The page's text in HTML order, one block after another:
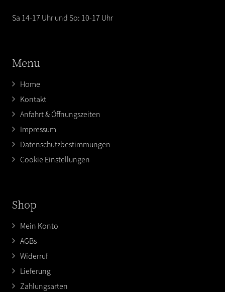
Sa 14-17 Uhr und So: 10-17 Uhr
Menu
Home
Kontakt
Anfahrt & Öffnungszeiten
Impressum
Datenschutzbestimmungen
Cookie Einstellungen
Shop
Mein Konto
AGBs
Widerruf
Lieferung
Zahlungsarten